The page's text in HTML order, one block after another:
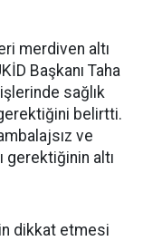
merdiven altı
Başkanı Taha
sağlık
belirtti.
ve
altı
dikkat etmesi